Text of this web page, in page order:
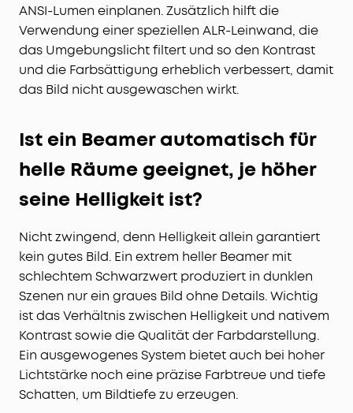
ANSI-Lumen einplanen. Zusätzlich hilft die
Verwendung einer speziellen ALR-Leinwand, die
das Umgebungslicht filtert und so den Kontrast
und die Farbsättigung erheblich verbessert, damit
das Bild nicht ausgewaschen wirkt.
Ist ein Beamer automatisch für
helle Räume geeignet, je höher
seine Helligkeit ist?
Nicht zwingend, denn Helligkeit allein garantiert
kein gutes Bild. Ein extrem heller Beamer mit
schlechtem Schwarzwert produziert in dunklen
Szenen nur ein graues Bild ohne Details. Wichtig
ist das Verhältnis zwischen Helligkeit und nativem
Kontrast sowie die Qualität der Farbdarstellung.
Ein ausgewogenes System bietet auch bei hoher
Lichtstärke noch eine präzise Farbtreue und tiefe
Schatten, um Bildtiefe zu erzeugen.